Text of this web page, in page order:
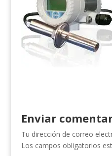
Enviar
Tu dirección de correo
Los campos obligatorios